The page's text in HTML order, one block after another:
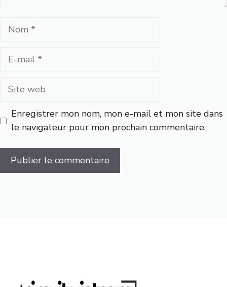
Nom
Site
Enregistrer mon nom, mon e-mail et mon site dans
le navigateur pour mon prochain commentaire.